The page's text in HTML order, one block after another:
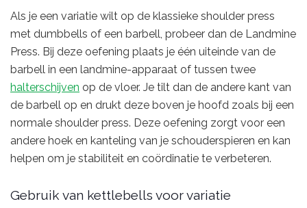
Als je een variatie wilt op de klassieke shoulder press
met dumbbells of een barbell, probeer dan de Landmine
Press. Bij deze oefening plaats je één uiteinde van de
barbell in een landmine-apparaat of tussen twee
halterschijven op de vloer. Je tilt dan de andere kant van
de barbell op en drukt deze boven je hoofd zoals bij een
normale shoulder press. Deze oefening zorgt voor een
andere hoek en kanteling van je schouderspieren en kan
helpen om je stabiliteit en coördinatie te verbeteren.
Gebruik van kettlebells voor variatie